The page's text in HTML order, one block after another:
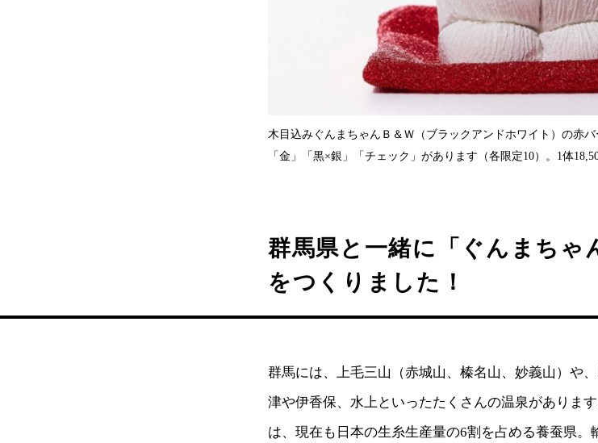
木目込みぐんまちゃんＢ＆Ｗ（ブラックアンドホワイト）の赤
「金」「黒×銀」「チェック」があります（各限定10）。1体
群馬県と一緒に「ぐんまちゃ
をつくりました！
群馬には、上毛三山（赤城山、榛名山、妙義山）や
津や伊香保、水上といったたくさんの温泉がありま
は、現在も日本の生糸生産量の6割を占める養蚕県